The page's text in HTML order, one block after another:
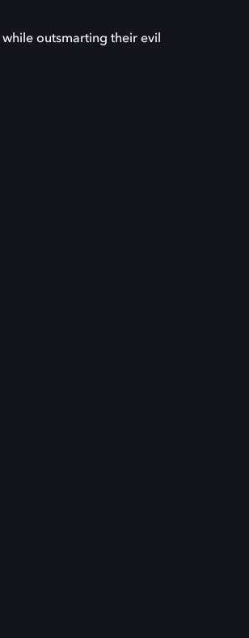
outsmarting their evil